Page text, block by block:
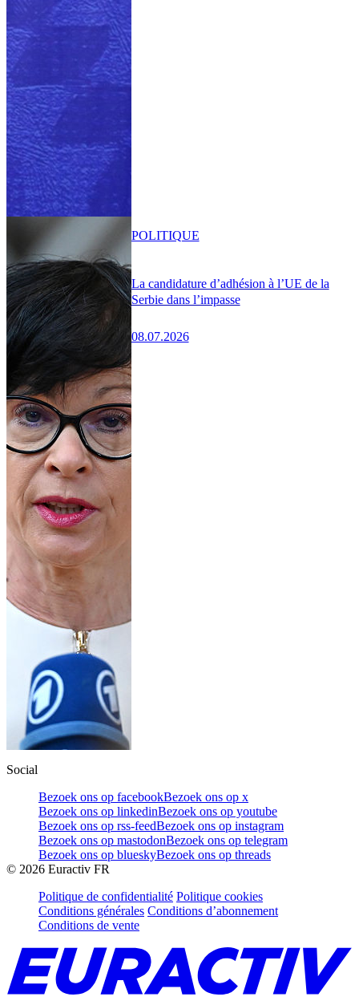
La candidature d’adhésion à l’UE de la
Serbie dans l’impasse
08.07.2026
POLITIQUE
Social
Bezoek ons op facebookBezoek ons op x
Bezoek ons op linkedinBezoek ons op youtube
Bezoek ons op rss-feedBezoek ons op instagram
Bezoek ons op mastodonBezoek ons op telegram
Bezoek ons op blueskyBezoek ons op threads
© 2026 Euractiv FR
Politique de confidentialité Politique cookies
Conditions générales Conditions d’abonnement
Conditions de vente